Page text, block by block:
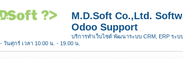
M.D.Soft Co.,Ltd.
Odoo Support
บริการทำเว็บไซต์ พัฒนาระบบ CRM, ERP ระบ
วันศุกร์ เวลา 10.00 น. - 19.00 น.